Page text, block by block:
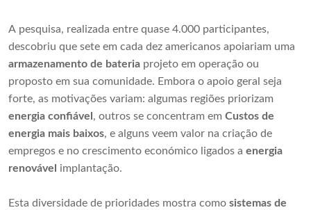
A pesquisa, realizada entre quase 4.000 participantes,
descobriu que sete em cada dez americanos apoiariam uma
armazenamento de bateria projeto em operação ou
proposto em sua comunidade. Embora o apoio geral seja
forte, as motivações variam: algumas regiões priorizam
energia confiável , outros se concentram em Custos de
energia mais baixos, e alguns veem valor na criação de
empregos e no crescimento económico ligados a energia
renovável
implantação.
Esta diversidade de prioridades mostra como sistemas de